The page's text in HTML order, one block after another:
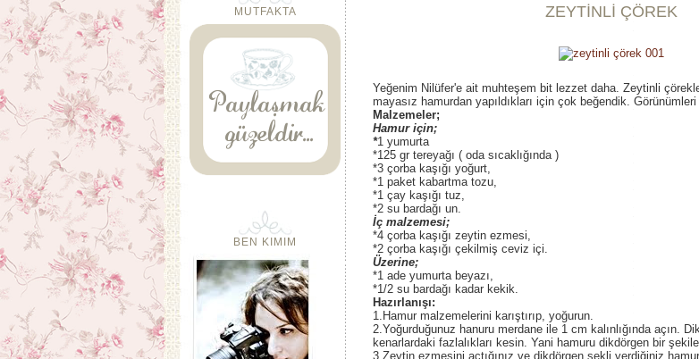
ZEYTİNLİ ÇÖREK
Yeğenim Nilüfer'e ait muhteşem bit lezzet daha. Zeytinli
mayasız hamurdan yapıldıkları için çok beğendik.
Malzemeler;
Hamur için;
*1 yumurta
*125 gr tereyağı ( oda sıcaklığında )
*3 çorba kaşığı yoğurt,
*1 paket kabartma tozu,
*1 çay kaşığı tuz,
*2 su bardağı un.
İç malzemesi;
*4 çorba kaşığı zeytin ezmesi,
*2 çorba kaşığı çekilmiş ceviz içi.
Üzerine;
*1 ade yumurta beyazı,
*1/2 su bardağı kadar kekik.
Hazırlanışı:
1.Hamur malzemelerini karıştırıp, yoğurun.
2.Yoğurduğunuz hanuru merdane ile 1 cm kalınlığında açın.
kenarlardaki fazlalıkları kesin. Yani hamuru dikdörgen bir
3.Zeytin ezmesini açtığınız ve dikdörgen şekli verdiğiniz
MUTFAKTA
BEN KIMIM